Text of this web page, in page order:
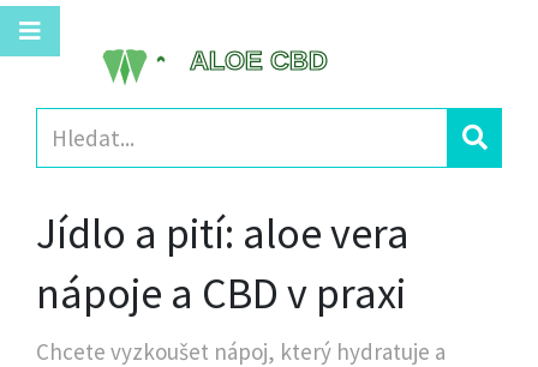
Jídlo a pití: aloe vera
nápoje a CBD v praxi
Chcete vyzkoušet nápoj, který hydratuje a